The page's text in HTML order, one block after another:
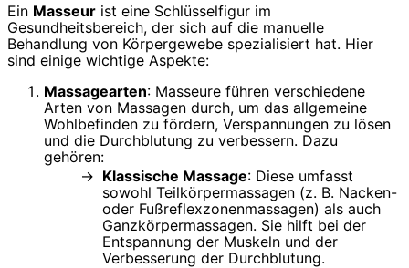
Ein Masseur ist eine Schlüsselfigur im
Gesundheitsbereich, der sich auf die manuelle
Behandlung von Körpergewebe spezialisiert hat. Hier
sind einige wichtige Aspekte:
Massagearten: Masseure führen verschiedene
Arten von Massagen durch, um das allgemeine
Wohlbefinden zu fördern, Verspannungen zu lösen
und die Durchblutung zu verbessern. Dazu
gehören:
Klassische Massage: Diese umfasst
sowohl Teilkörpermassagen (z. B. Nacken-
oder Fußreflexzonenmassagen) als auch
Ganzkörpermassagen. Sie hilft bei der
Entspannung der Muskeln und der
Verbesserung der Durchblutung.